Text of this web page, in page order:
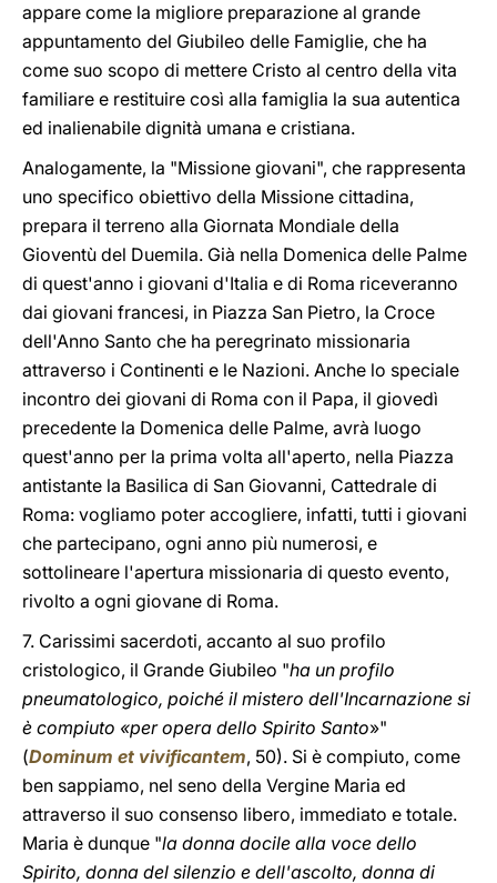
appare come la migliore preparazione al grande
appuntamento del Giubileo delle Famiglie, che ha
come suo scopo di mettere Cristo al centro della vita
familiare e restituire così alla famiglia la sua autentica
ed inalienabile dignità umana e cristiana.
Analogamente, la "Missione giovani", che rappresenta
uno specifico obiettivo della Missione cittadina,
prepara il terreno alla Giornata Mondiale della
Gioventù del Duemila. Già nella Domenica delle Palme
di quest'anno i giovani d'Italia e di Roma riceveranno
dai giovani francesi, in Piazza San Pietro, la Croce
dell'Anno Santo che ha peregrinato missionaria
attraverso i Continenti e le Nazioni. Anche lo speciale
incontro dei giovani di Roma con il Papa, il giovedì
precedente la Domenica delle Palme, avrà luogo
quest'anno per la prima volta all'aperto, nella Piazza
antistante la Basilica di San Giovanni, Cattedrale di
Roma: vogliamo poter accogliere, infatti, tutti i giovani
che partecipano, ogni anno più numerosi, e
sottolineare l'apertura missionaria di questo evento,
rivolto a ogni giovane di Roma.
7. Carissimi sacerdoti, accanto al suo profilo
cristologico, il Grande Giubileo "ha un profilo
pneumatologico, poiché il mistero dell'Incarnazione si
è compiuto «per opera dello Spirito Santo»"
(Dominum et vivificantem, 50). Si è compiuto, come
ben sappiamo, nel seno della Vergine Maria ed
attraverso il suo consenso libero, immediato e totale.
Maria è dunque "la donna docile alla voce dello
Spirito, donna del silenzio e dell'ascolto, donna di